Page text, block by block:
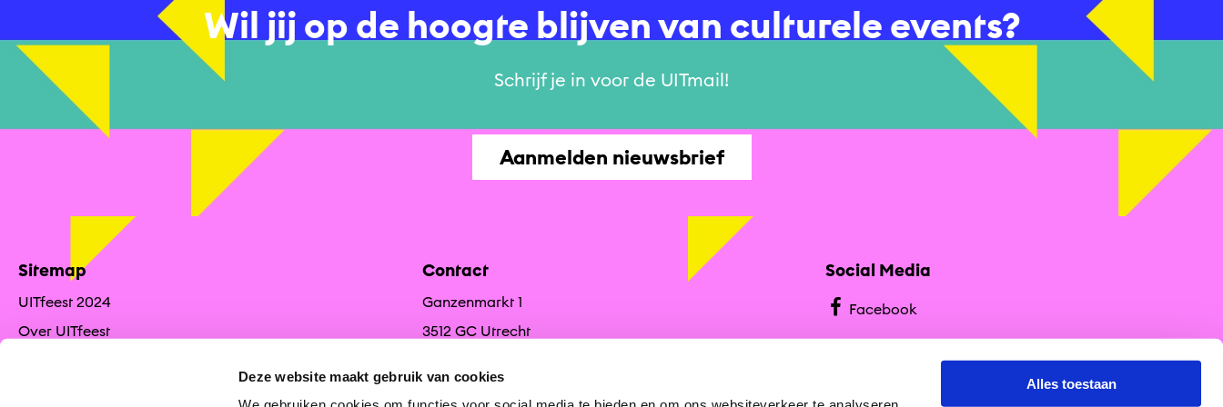
Deze website maakt gebruik van cookies
Alles toestaan
Wil jij op de hoogte blijven van culturele events?
Schrijf je in voor de UITmail!
Aanmelden nieuwsbrief
Sitemap
UITfeest 2024
Over UITfeest
Contact
Ganzenmarkt 1
3512 GC Utrecht
Social Media
Facebook